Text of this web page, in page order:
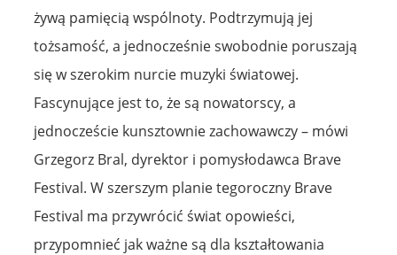
żywą pamięcią wspólnoty. Podtrzymują jej
tożsamość, a jednocześnie swobodnie poruszają
się w szerokim nurcie muzyki światowej.
Fascynujące jest to, że są nowatorscy, a
jednoczeście kunsztownie zachowawczy – mówi
Grzegorz Bral, dyrektor i pomysłodawca Brave
Festival. W szerszym planie tegoroczny Brave
Festival ma przywrócić świat opowieści,
przypomnieć jak ważne są dla kształtowania